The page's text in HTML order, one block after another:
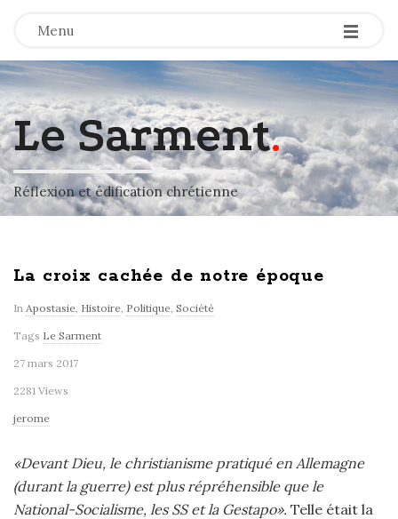
Menu -
-
-
Le Sarment.
Réflexion et édification chrétienne
La croix cachée de notre époque
In Apostasie, Histoire, Politique, Société
Tags Le Sarment
27 mars 2017
2281 Views
jerome
«Devant Dieu, le christianisme pratiqué en Allemagne
(durant la guerre) est plus répréhensible que le
National-Socialisme, les SS et la Gestapo». Telle était la